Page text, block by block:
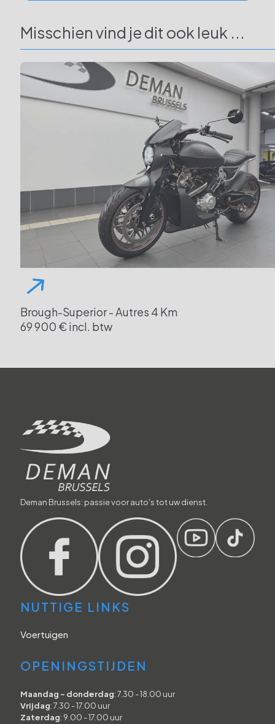
Misschien vind je dit ook leuk ...
Brough-Superior - Autres 4 Km
69 900 € incl. btw
Deman Brussels: passie voor auto's tot uw dienst.
NUTTIGE LINKS
Voertuigen
OPENINGSTIJDEN
Maandag - donderdag: 7.30 - 18.00 uur
Vrijdag: 7.30 - 17.00 uur
Zaterdag: 9.00 - 17.00 uur